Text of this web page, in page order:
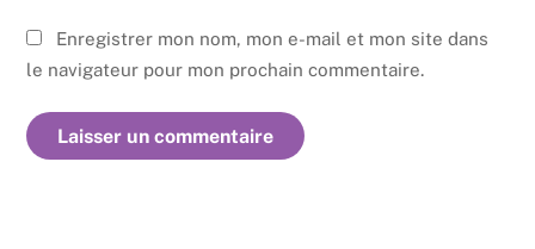
Enregistrer mon nom, mon e-mail et mon site dans
le navigateur pour mon prochain commentaire.